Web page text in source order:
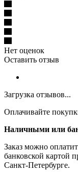
Нет оценок
Оставить отзыв
Загрузка отзывов...
Оплачивайте
Наличными или
Заказ можно
банковской картой
Санкт-Петербурге.